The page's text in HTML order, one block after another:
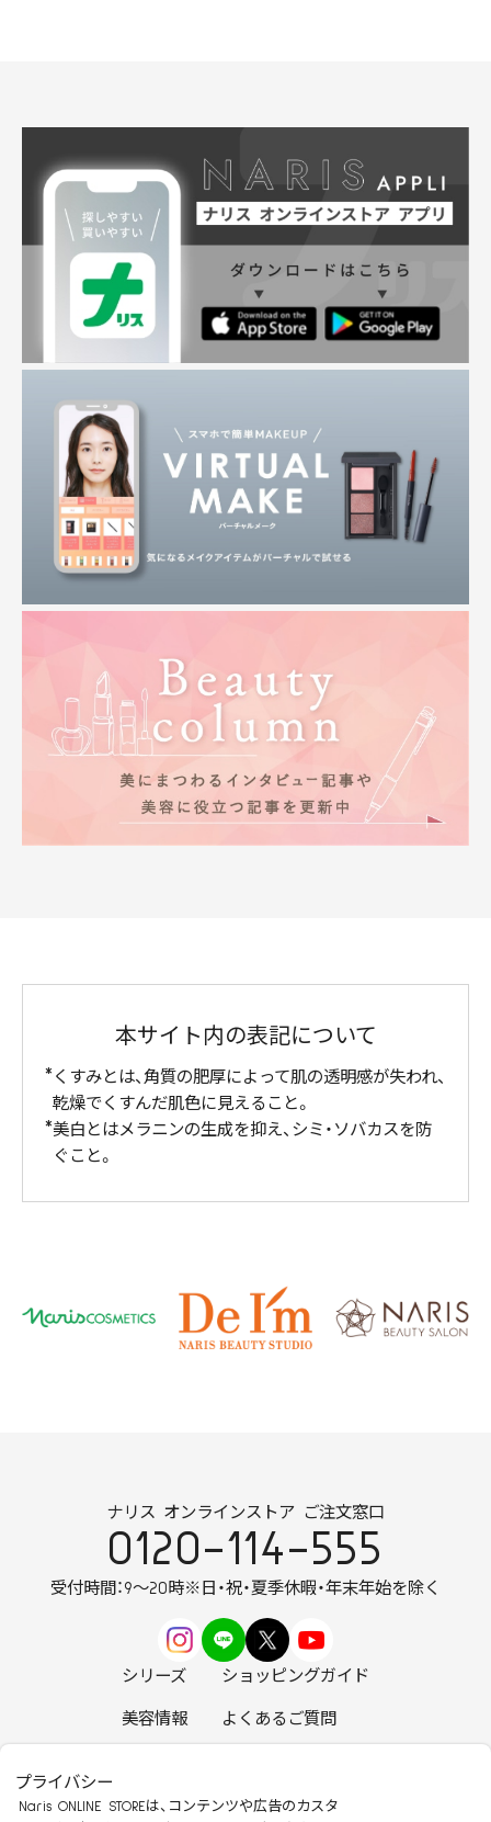
本サイト内の表記について
くすみとは、角質の肥厚によって肌の透明感が失われ、
乾燥でくすんだ肌色に見えること。
美白とはメラニンの生成を抑え、シミ・ソバカスを防
ぐこと。
ナリス オンラインストア ご注文窓口
0120-114-555
受付時間：9～20時※日・祝・夏季休暇・年末年始を除く
シリーズ ショッピングガイド
美容情報 よくあるご質問
プライバシー
Naris ONLINE STOREは、コンテンツや広告のカスタ